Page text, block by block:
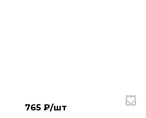
765 ₽/шт